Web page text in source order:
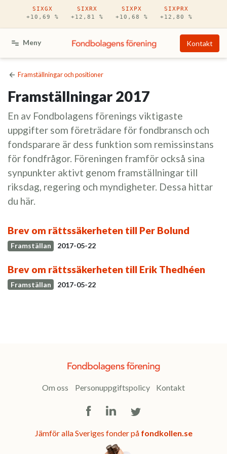
Hoppa till huvudinnehåll
SIXGX
+10,69 %
SIXRX
+12,81 %
SIXPX
+10,68 %
SIXPRX
+12,80 %
Meny Kontakt
Framställningar och positioner
Framställningar 2017
En av Fondbolagens förenings viktigaste
uppgifter som företrädare för fondbransch och
fondsparare är dess funktion som remissinstans
för fondfrågor. Föreningen framför också sina
synpunkter aktivt genom framställningar till
riksdag, regering och myndigheter. Dessa hittar
du här.
Brev om rättssäkerheten till Per Bolund
Framställan 2017-05-22
Brev om rättssäkerheten till Erik Thedhéen
Framställan 2017-05-22
Om oss Personuppgiftspolicy Kontakt
FacebookLinkedInTwitter
Jämför alla Sveriges fonder på fondkollen.se